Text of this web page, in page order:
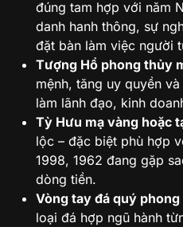
đúng tam hợp với năm
danh hanh thông, sự
đặt bàn làm việc người
Tượng Hổ phong thủy
mệnh, tăng uy quyền
làm lãnh đạo, kinh
Tỳ Hưu mạ vàng hoặc
lộc – đặc biệt phù hợp
1998, 1962 đang gặp
dòng tiền.
Vòng tay đá quý
loại đá hợp ngũ hành